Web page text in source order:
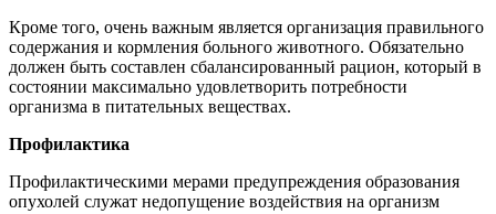
Кроме того, очень важным является организация правильного
содержания и кормления больного животного. Обязательно
должен быть составлен сбалансированный рацион, который в
состоянии максимально удовлетворить потребности
организма в питательных веществах.
Профилактика
Профилактическими мерами предупреждения образования
опухолей служат недопущение воздействия на организм